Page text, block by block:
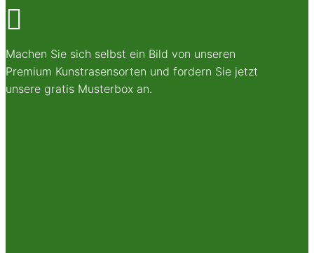

Machen Sie sich selbst ein Bild von unseren
Premium Kunstrasensorten und fordern Sie jetzt
unsere gratis Musterbox an.